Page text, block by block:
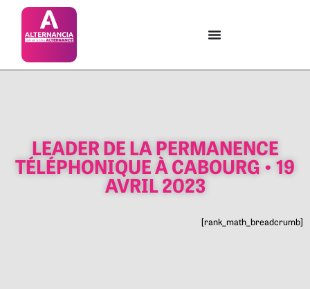
LEADER DE LA PERMANENCE
TÉLÉPHONIQUE À CABOURG • 19
AVRIL 2023
[rank_math_breadcrumb]